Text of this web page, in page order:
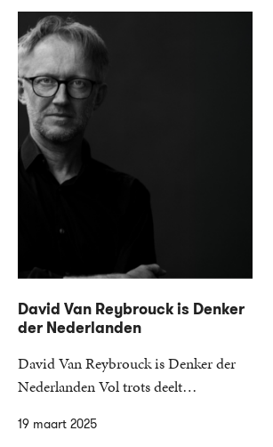
19 maart 2025
David Van Reybrouck is Denker
der Nederlanden
David Van Reybrouck is Denker der
Nederlanden Vol trots deelt…